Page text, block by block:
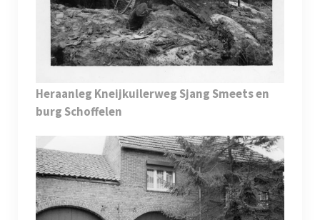
Heraanleg Kneijkuilerweg Sjang Smeets en
burg Schoffelen